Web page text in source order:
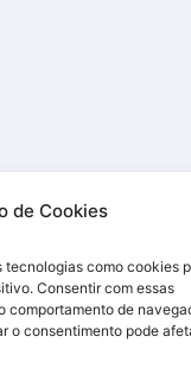
de Cookies
tecnologias como cookies
Consentir com essas
comportamento de
o consentimento pode